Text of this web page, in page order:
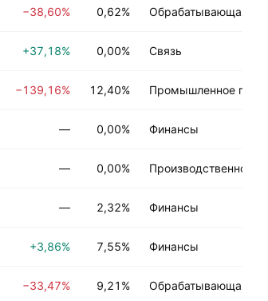
−38,60% 0,62% Обрабатывающая
+37,18% 0,00% Связь
−139,16% 12,40% Промышленное
— 0,00% Финансы
— 0,00% Производственно-
— 2,32% Финансы
+3,86% 7,55% Финансы
−33,47% 9,21% Обрабатывающая